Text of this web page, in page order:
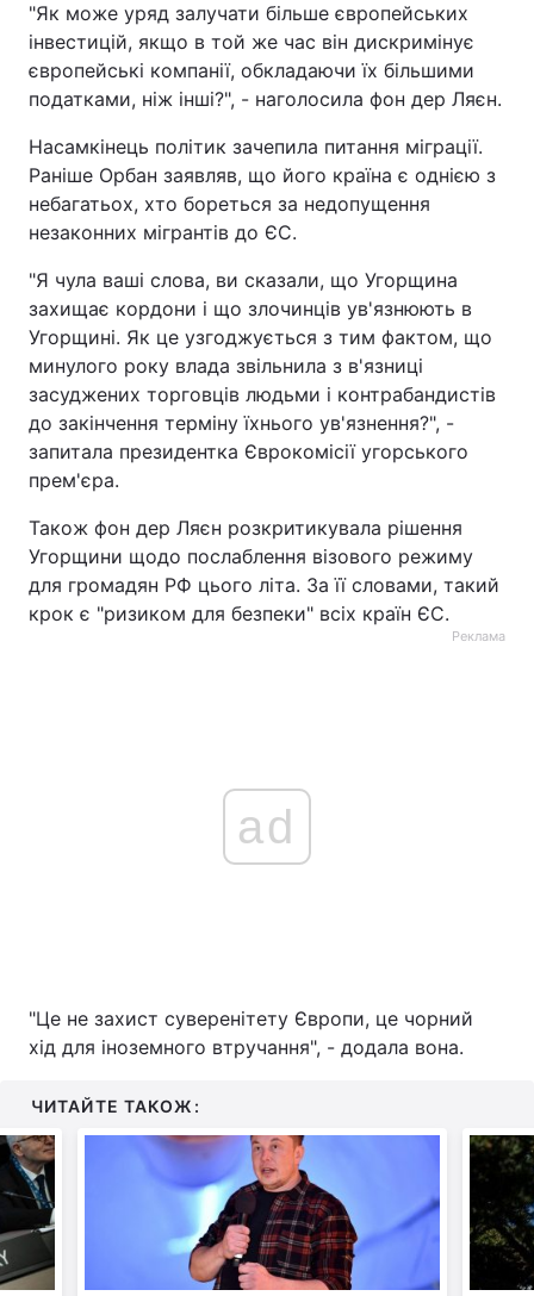
"Як може уряд залучати більше європейських
інвестицій, якщо в той же час він дискримінує
європейські компанії, обкладаючи їх більшими
податками, ніж інші?", - наголосила фон дер Ляєн.
Насамкінець політик зачепила питання міграції.
Раніше Орбан заявляв, що його країна є однією з
небагатьох, хто бореться за недопущення
незаконних мігрантів до ЄС.
"Я чула ваші слова, ви сказали, що Угорщина
захищає кордони і що злочинців ув'язнюють в
Угорщині. Як це узгоджується з тим фактом, що
минулого року влада звільнила з в'язниці
засуджених торговців людьми і контрабандистів
до закінчення терміну їхнього ув'язнення?", -
запитала президентка Єврокомісії угорського
прем'єра.
Також фон дер Ляєн розкритикувала рішення
Угорщини щодо послаблення візового режиму
для громадян РФ цього літа. За її словами, такий
крок є "ризиком для безпеки" всіх країн ЄС.
Реклама
ad
"Це не захист суверенітету Європи, це чорний
хід для іноземного втручання", - додала вона.
ЧИТАЙТЕ ТАКОЖ: